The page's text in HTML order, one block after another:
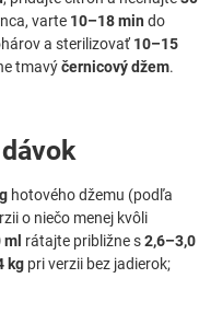
varte 10–18 min do
a sterilizovať 10–15
tmavýčernicový džem.
hotového džemu (podľa
o niečo menej kvôli
rátajte približne s2,6–3,0
kg pri verzii bez jadierok;